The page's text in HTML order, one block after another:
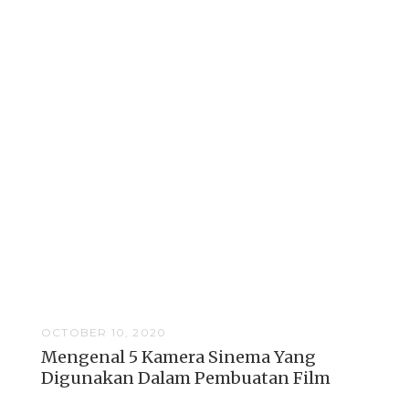
OCTOBER 10, 2020
Mengenal 5 Kamera Sinema Yang
Digunakan Dalam Pembuatan Film